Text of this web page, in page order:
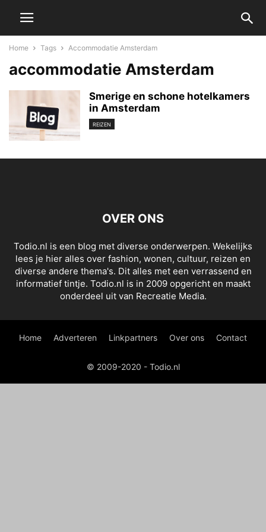
Home Tags Accommodatie Amsterdam
accommodatie Amsterdam
Smerige en schone hotelkamers
in Amsterdam
REIZEN
OVER ONS
Todio.nl is een blog met diverse onderwerpen. Wekelijks
lees je hier alles over fashion, wonen, cultuur, reizen en
diverse andere thema's. Dit alles met een verrassend en
informatief tintje. Todio.nl is in 2009 opgericht en maakt
onderdeel uit van Recreatie Media.
Home Adverteren Linkpartners Over ons Contact
© 2009-2020 - Todio.nl